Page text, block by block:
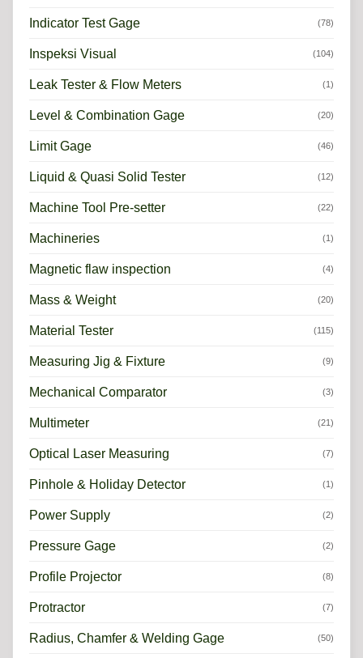
Indicator Test Gage (78)
Inspeksi Visual (104)
Leak Tester & Flow Meters (1)
Level & Combination Gage (20)
Limit Gage (46)
Liquid & Quasi Solid Tester (12)
Machine Tool Pre-setter (22)
Machineries (1)
Magnetic flaw inspection (4)
Mass & Weight (20)
Material Tester (115)
Measuring Jig & Fixture (9)
Mechanical Comparator (3)
Multimeter (21)
Optical Laser Measuring (7)
Pinhole & Holiday Detector (1)
Power Supply (2)
Pressure Gage (2)
Profile Projector (8)
Protractor (7)
Radius, Chamfer & Welding Gage (50)